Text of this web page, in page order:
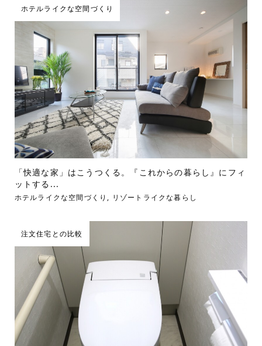
ホテルライクな空間づくり
「快適な家」はこうつくる。『これからの暮らし』にフィ
ットする...
ホテルライクな空間づくり , リゾートライクな暮らし
注文住宅との比較